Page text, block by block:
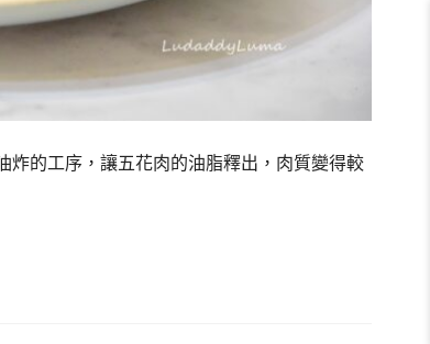
炸的工序，讓五花肉的油脂釋出，肉質變得較